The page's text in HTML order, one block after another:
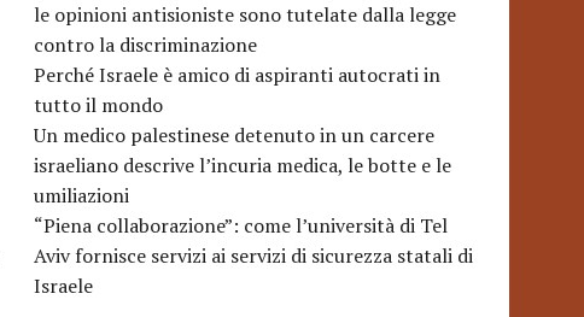
le opinioni antisioniste sono tutelate dalla legge
contro la discriminazione
Perché Israele è amico di aspiranti autocrati in
tutto il mondo
Un medico palestinese detenuto in un carcere
israeliano descrive l’incuria medica, le botte e le
umiliazioni
“Piena collaborazione”: come l’università di Tel
Aviv fornisce servizi ai servizi di sicurezza statali di
Israele